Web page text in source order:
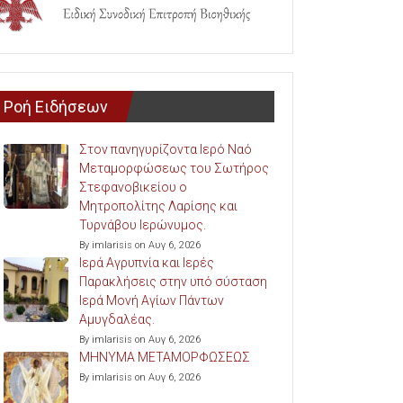
Ροή Ειδήσεων
Στον πανηγυρίζοντα Ιερό Ναό
Μεταμορφώσεως του Σωτήρος
Στεφανοβικείου ο
Μητροπολίτης Λαρίσης και
Τυρνάβου Ιερώνυμος.
By imlarisis on Αυγ 6, 2026
Ιερά Αγρυπνία και Ιερές
Παρακλήσεις στην υπό σύσταση
Ιερά Μονή Αγίων Πάντων
Αμυγδαλέας.
By imlarisis on Αυγ 6, 2026
ΜΗΝΥΜΑ ΜΕΤΑΜΟΡΦΩΣΕΩΣ
By imlarisis on Αυγ 6, 2026